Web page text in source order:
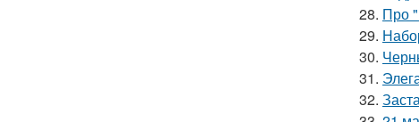
28. Про
29.
30.
31.
32.